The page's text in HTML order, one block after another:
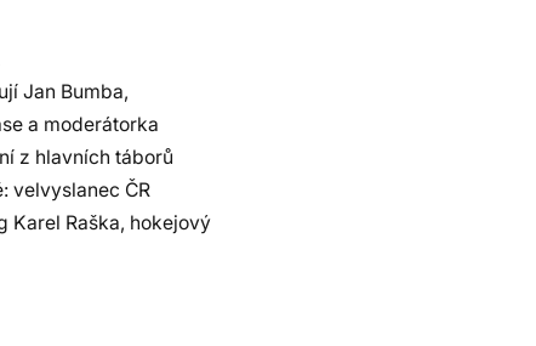
Jan Bumba,
a moderátorka
z hlavních táborů
velvyslanec ČR
Karel Raška, hokejový